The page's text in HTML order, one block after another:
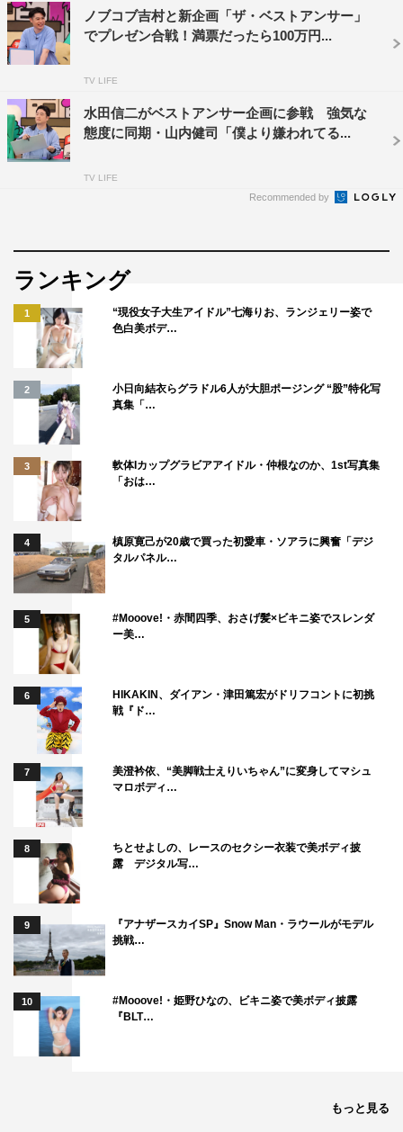
し、山内はアメフトのスーパーボウルをヒントにした案を
プレゼン。さらに大悟は、試合会場の“あるもの”を一変さ
せる前代未聞のアイデアを提案。芸人たちからは総ツッコ
ミを浴びるが、結果発表ではまさかの展開に。
さらに「いつでもどこでも動物を召喚できるなら…どの動
物がベスト？」では、動物本を出すほどの動物好き・ケム
リが、「空、陸、水、地中、全部いける唯一の生き物」を
熱弁。対する大悟は、このお題でも想像の斜め上をいく回
する芸人は現れるのか。
番組情報
『火曜は全力！華大さんと千鳥くん』
カンテレ・フジテレビ系
2026年5月12日（火）午後10時～10時54分
MC：博多華丸・大吉（博多華丸、博多大吉）、千鳥（大
悟、ノブ）
ゲスト：松井ケムリ（令和ロマン）
©カンテレ
かまいたち
ノブコブ吉村と新企画「ザ・ベストアンサー」
でプレゼン合戦！満票だったら100万円...
TV LIFE
水田信二がベストアンサー企画に参戦 強気な
態度に同期・山内健司「僕より嫌われてる...
TV LIFE
Recommended by
ランキング
1
“現役女子大生アイドル”七海りお、ランジェリー姿で
色白美ボデ…
2
小日向結衣らグラドル6人が大胆ポージング “股”特化写
真集「…
3
軟体Iカップグラビアアイドル・仲根なのか、1st写真集
「おは…
4
槙原寛己が20歳で買った初愛車・ソアラに興奮「デジ
タルパネル…
5
#Mooove!・赤間四季、おさげ髪×ビキニ姿でスレンダ
ー美…
6
HIKAKIN、ダイアン・津田篤宏がドリフコントに初挑
戦『ド…
7
美澄衿依、“美脚戦士えりいちゃん”に変身してマシュ
マロボディ…
8
ちとせよしの、レースのセクシー衣装で美ボディ披
露 デジタル写…
9
『アナザースカイSP』Snow Man・ラウールがモデル
挑戦…
10
#Mooove!・姫野ひなの、ビキニ姿で美ボディ披露
『BLT…
もっと見る